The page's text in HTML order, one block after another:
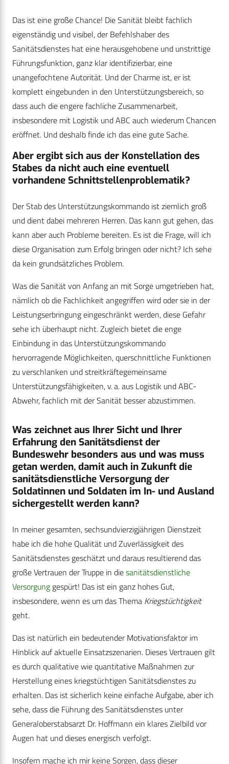
Das ist eine große Chance! Die Sanität bleibt fachlich
eigenständig und visibel, der Befehlshaber des
Sanitätsdienstes hat eine herausgehobene und unstrittige
Führungsfunktion, ganz klar identifizierbar, eine
unangefochtene Autorität. Und der Charme ist, er ist
komplett eingebunden in den Unterstützungsbereich, so
dass auch die engere fachliche Zusammenarbeit,
insbesondere mit Logistik und ABC auch wiederum Chancen
eröffnet. Und deshalb finde ich das eine gute Sache.
Aber ergibt sich aus der Konstellation des
Stabes da nicht auch eine eventuell
vorhandene Schnittstellenproblematik?
Der Stab des Unterstützungskommando ist ziemlich groß
und dient dabei mehreren Herren. Das kann gut gehen, das
kann aber auch Probleme bereiten. Es ist die Frage, will ich
diese Organisation zum Erfolg bringen oder nicht? Ich sehe
da kein grundsätzliches Problem.
Was die Sanität von Anfang an mit Sorge umgetrieben hat,
nämlich ob die Fachlichkeit angegriffen wird oder sie in der
Leistungserbringung eingeschränkt werden, diese Gefahr
sehe ich überhaupt nicht. Zugleich bietet die enge
Einbindung in das Unterstützungskommando
hervorragende Möglichkeiten, querschnittliche Funktionen
zu verschlanken und streitkräftegemeinsame
Unterstützungsfähigkeiten, v. a. aus Logistik und ABC-
Abwehr, fachlich mit der Sanität besser abzustimmen.
Was zeichnet aus Ihrer Sicht und Ihrer
Erfahrung den Sanitätsdienst der
Bundeswehr besonders aus und was muss
getan werden, damit auch in Zukunft die
sanitätsdienstliche Versorgung der
Soldatinnen und Soldaten im In- und Ausland
sichergestellt werden kann?
In meiner gesamten, sechsundvierzigjährigen Dienstzeit
habe ich die hohe Qualität und Zuverlässigkeit des
Sanitätsdienstes geschätzt und daraus resultierend das
große Vertrauen der Truppe in diesanitätsdienstliche
Versorgung gespürt! Das ist ein ganz hohes Gut,
insbesondere, wenn es um das Thema Kriegstüchtigkeit
geht.
Das ist natürlich ein bedeutender Motivationsfaktor im
Hinblick auf aktuelle Einsatzszenarien. Dieses Vertrauen gilt
es durch qualitative wie quantitative Maßnahmen zur
Herstellung eines kriegstüchtigen Sanitätsdienstes zu
erhalten. Das ist sicherlich keine einfache Aufgabe, aber ich
sehe, dass die Führung des Sanitätsdienstes unter
Generaloberstabsarzt Dr. Hoffmann ein klares Zielbild vor
Augen hat und dieses energisch verfolgt.
Insofern mache ich mir keine Sorgen, dass dieser